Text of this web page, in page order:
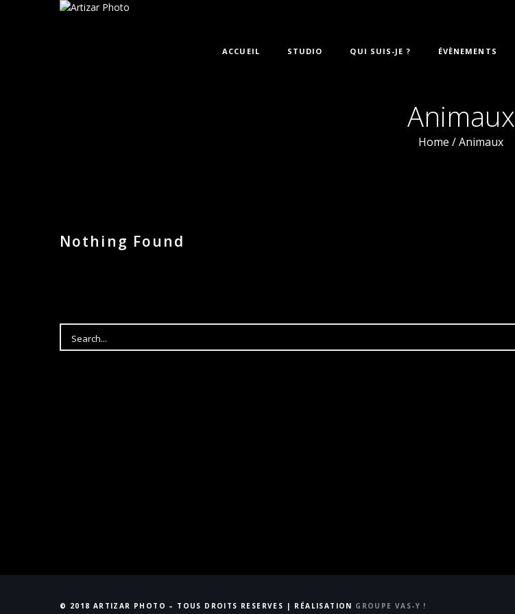
ACCUEIL STUDIO QUI SUIS-JE ? ÉVÈNEMENTS
Animaux
Home /Animaux
Nothing Found
© 2018 ARTIZAR PHOTO – TOUS DROITS RESERVES | RÉALISATION GROUPE VAS-Y !